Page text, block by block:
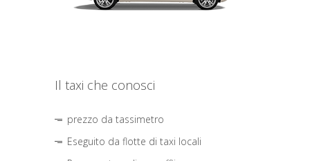
Il taxi che conosci
prezzo da tassimetro
Eseguito da flotte di taxi locali